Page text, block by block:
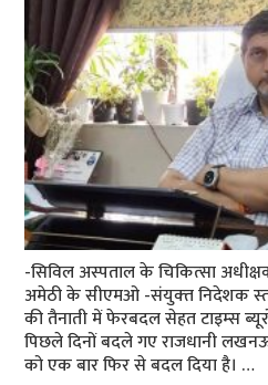
-सिविल अस्‍पताल के चिकित्‍सा
अमेठी के सीएमओ -संयुक्‍त निदेशक
की तैनाती में फेरबदल सेहत टाइम्‍स
पिछले दिनों बदले गए राजधानी
को एक बार फिर से बदल दिया है। …